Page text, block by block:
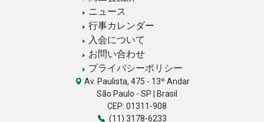
ニュース
行事カレンダー
入会について
お問い合わせ
プライバシーポリシー
Av. Paulista, 475 - 13º Andar
São Paulo - SP | Brasil
CEP: 01311-908
(11) 3178-6233